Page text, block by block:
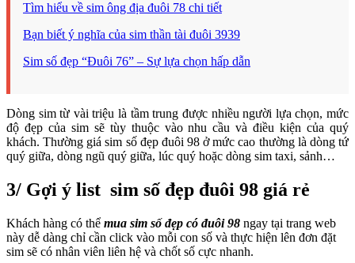
Tìm hiểu về sim ông địa đuôi 78 chi tiết
Bạn biết ý nghĩa của sim thần tài đuôi 3939
Sim số đẹp “Đuôi 76” – Sự lựa chọn hấp dẫn
Dòng sim từ vài triệu là tầm trung được nhiều người lựa chọn, mức
độ đẹp của sim sẽ tùy thuộc vào nhu cầu và điều kiện của quý
khách. Thường giá sim số đẹp đuôi 98 ở mức cao thường là dòng tứ
quý giữa, dòng ngũ quý giữa, lúc quý hoặc dòng sim taxi, sảnh…
3/ Gợi ý list sim số đẹp đuôi 98 giá rẻ
Khách hàng có thể mua sim số đẹp có đuôi 98 ngay tại trang web
này dễ dàng chỉ cần click vào mỗi con số và thực hiện lên đơn đặt
sim sẽ có nhân viên liên hệ và chốt số cực nhanh.